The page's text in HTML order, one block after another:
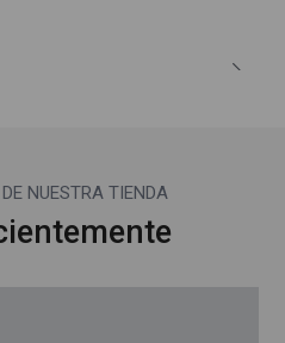
NUESTRA TIENDA